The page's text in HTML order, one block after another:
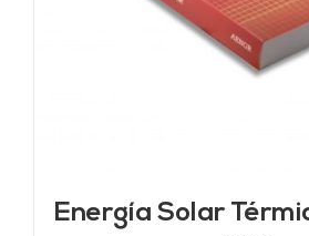
Energía Solar